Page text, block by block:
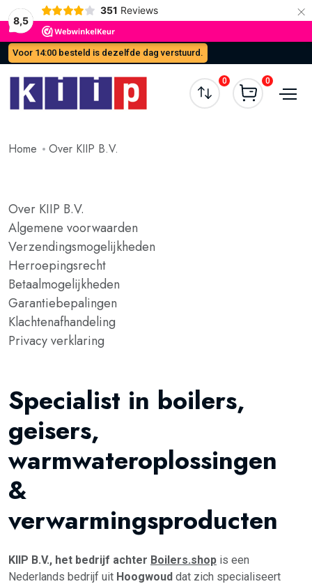
8,5
351 Reviews ×
Voor 14:00 besteld is dezelfde dag verstuurd.
0 0
Home Over KIIP B.V.
Over KIIP B.V.
Algemene voorwaarden
Verzendingsmogelijkheden
Herroepingsrecht
Betaalmogelijkheden
Garantiebepalingen
Klachtenafhandeling
Privacy verklaring
Specialist in boilers,
geisers,
warmwateroplossingen
&
verwarmingsproducten
KIIP B.V., het bedrijf achter Boilers.shop is een
Nederlands bedrijf uit Hoogwoud dat zich specialiseert